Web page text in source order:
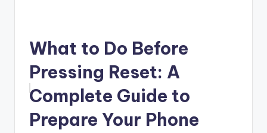
What to Do Before
Pressing Reset: A
Complete Guide to
Prepare Your Phone